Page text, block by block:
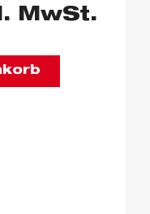
MwSt.